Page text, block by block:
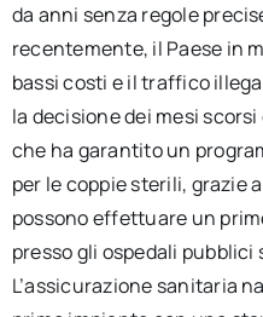
da anni senza regole
recentemente, il Paese in
bassi costi e il traffico
la decisione dei mesi
che ha garantito un
per le coppie sterili, grazie
possono effettuare un
presso gli ospedali
L’assicurazione sanitaria